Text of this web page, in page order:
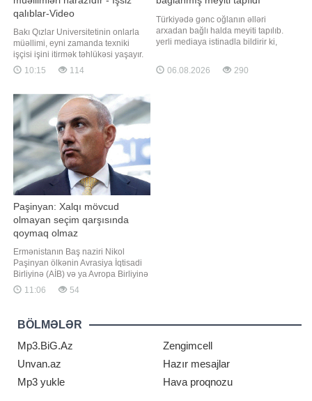
qalıblar-Video
Bakı Qızlar Universitetinin onlarla
müəllimi, eyni zamanda texniki
işçisi işini itirmək təhlükəsi yaşayır.
"Qafqazinfo" -a istinadən xəbər verir
ki, universitetdə oxuyan tələbələrin
köçürülməsi haqda qərar verilib,
lakin qərar bir çox müəllimlərə,
eləcə də texnik
10:15 114
Türkiyədə gənc oğlanın əlləri
arxadan bağlı halda meyiti tapılıb.
yerli mediaya istinadla bildirir ki,
rayonunda baş verib. Zeytunluq
ərazidə əlləri arxadan bağlanmış
06.08.2026 290
Paşinyan: Xalqı mövcud
olmayan seçim qarşısında
qoymaq olmaz
Ermənistanın Baş naziri Nikol
Paşinyan ölkənin Avrasiya İqtisadi
Birliyinə (AİB) və ya Avropa Birliyinə
(AB) üzvlüyü ilə bağlı referendum
keçirilməsinin nəzərdə tutulmadığını
"Sputnik" agentliyi məlumat yayıb.
Paşinyan qeyd edib ki,
vətəndaşlardan hazırd
11:06 54
BÖLMƏLƏR
Mp3.BiG.Az
Zengimcell
Unvan.az
Hazır mesajlar
Mp3 yukle
Hava proqnozu